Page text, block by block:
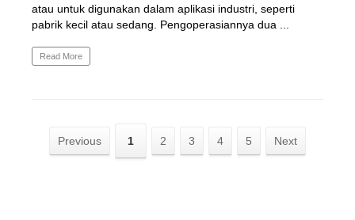
atau untuk digunakan dalam aplikasi industri, seperti
pabrik kecil atau sedang. Pengoperasiannya dua ...
Read More
Previous 1 2 3 4 5 Next